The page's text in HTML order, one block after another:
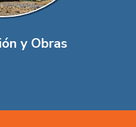
y Obras